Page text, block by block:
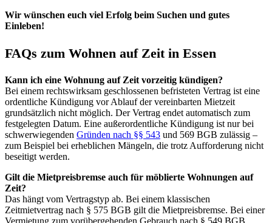
Wir wünschen euch viel Erfolg beim Suchen und gutes
Einleben!
FAQs zum Wohnen auf Zeit in Essen
Kann ich eine Wohnung auf Zeit vorzeitig kündigen?
Bei einem rechtswirksam geschlossenen befristeten Vertrag ist eine
ordentliche Kündigung vor Ablauf der vereinbarten Mietzeit
grundsätzlich nicht möglich. Der Vertrag endet automatisch zum
festgelegten Datum. Eine außerordentliche Kündigung ist nur bei
schwerwiegenden Gründen nach §§ 543 und 569 BGB zulässig –
zum Beispiel bei erheblichen Mängeln, die trotz Aufforderung nicht
beseitigt werden.
Gilt die Mietpreisbremse auch für möblierte Wohnungen auf
Zeit?
Das hängt vom Vertragstyp ab. Bei einem klassischen
Zeitmietvertrag nach § 575 BGB gilt die Mietpreisbremse. Bei einer
Vermietung zum vorübergehenden Gebrauch nach § 549 BGB